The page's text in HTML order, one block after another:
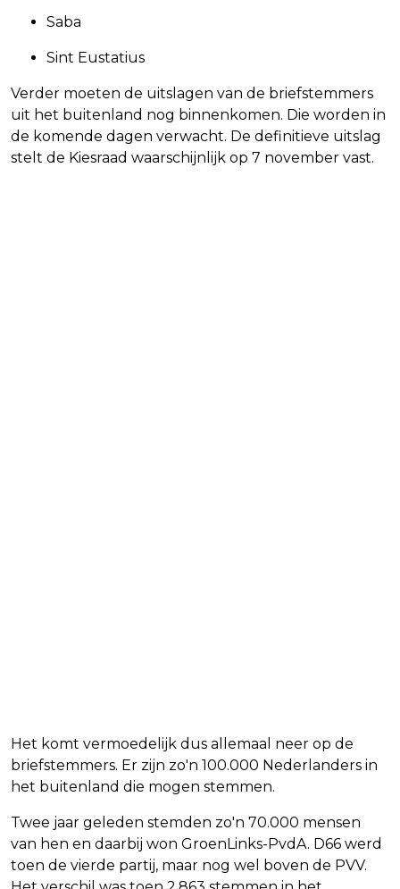
Saba
Sint Eustatius
Verder moeten de uitslagen van de briefstemmers
uit het buitenland nog binnenkomen. Die worden in
de komende dagen verwacht. De definitieve uitslag
stelt de Kiesraad waarschijnlijk op 7 november vast.
Het komt vermoedelijk dus allemaal neer op de
briefstemmers. Er zijn zo'n 100.000 Nederlanders in
het buitenland die mogen stemmen.
Twee jaar geleden stemden zo'n 70.000 mensen
van hen en daarbij won GroenLinks-PvdA. D66 werd
toen de vierde partij, maar nog wel boven de PVV.